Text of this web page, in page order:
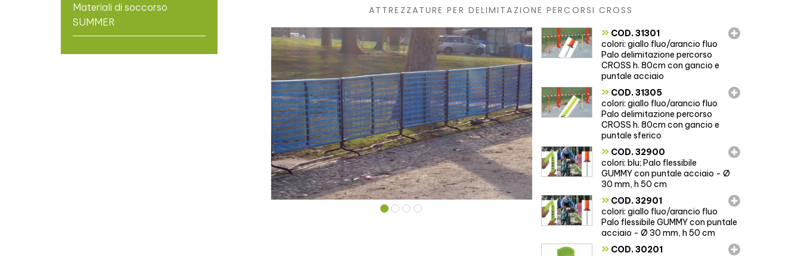
Materiali di soccorso
SUMMER
ATTREZZATURE PER DELIMITAZIONE PERCORSI CROSS
» COD. 31301
colori: giallo fluo/arancio fluo
Palo delimitazione percorso
CROSS h. 80cm con gancio e
puntale acciaio
» COD. 31305
colori: giallo fluo/arancio fluo
Palo delimitazione percorso
CROSS h. 80cm con gancio e
puntale sferico
» COD. 32900
colori: blu; Palo flessibile
GUMMY con puntale acciaio - Ø
30 mm, h 50 cm
» COD. 32901
colori: giallo fluo/arancio fluo
Palo flessibile GUMMY con puntale
acciaio - Ø 30 mm, h 50 cm
» COD. 30201